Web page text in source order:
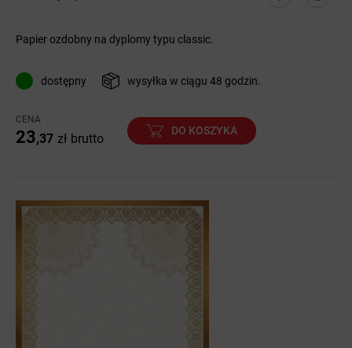
Papier ozdobny na dyplomy typu classic.
dostępny wysyłka w ciągu 48 godzin.
CENA
23,37 zł brutto
DO KOSZYKA